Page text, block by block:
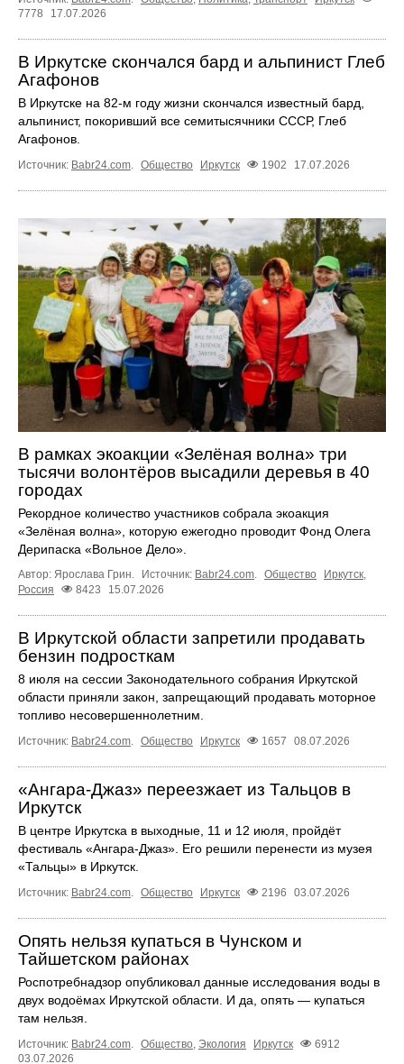
7778
17.07.2026
В Иркутске скончался бард и альпинист Глеб
Агафонов
В Иркутске на 82‑м году жизни скончался известный бард,
альпинист, покоривший все семитысячники СССР, Глеб
Агафонов.
Источник: Babr24.com. Общество Иркутск 1902 17.07.2026
В рамках экоакции «Зелёная волна» три
тысячи волонтёров высадили деревья в 40
городах
Рекордное количество участников собрала экоакция
«Зелёная волна», которую ежегодно проводит Фонд Олега
Дерипаска «Вольное Дело».
Автор: Ярослава Грин. Источник: Babr24.com. Общество Иркутск,
Россия
8423 15.07.2026
В Иркутской области запретили продавать
бензин подросткам
8 июля на сессии Законодательного собрания Иркутской
области приняли закон, запрещающий продавать моторное
топливо несовершеннолетним.
Источник: Babr24.com. Общество Иркутск 1657 08.07.2026
«Ангара‑Джаз» переезжает из Тальцов в
Иркутск
В центре Иркутска в выходные, 11 и 12 июля, пройдёт
фестиваль «Ангара‑Джаз». Его решили перенести из музея
«Тальцы» в Иркутск.
Источник: Babr24.com. Общество Иркутск 2196 03.07.2026
Опять нельзя купаться в Чунском и
Тайшетском районах
Роспотребнадзор опубликовал данные исследования воды в
двух водоёмах Иркутской области. И да, опять — купаться
там нельзя.
Источник: Babr24.com. Общество, Экология Иркутск
6912
03.07.2026